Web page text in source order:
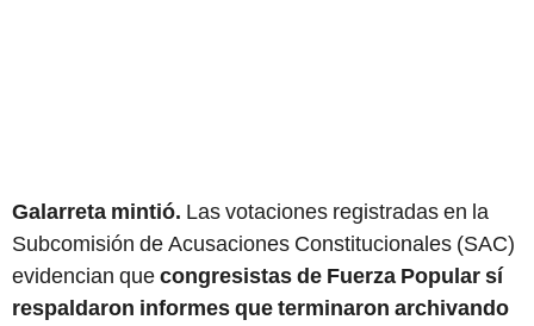
Galarreta mintió. Las votaciones registradas en la
Subcomisión de Acusaciones Constitucionales (SAC)
evidencian quecongresistas de Fuerza Popular sí
respaldaron informes que terminaron archivando